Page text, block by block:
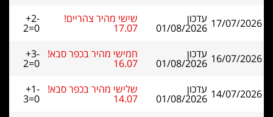
17/07/2026 עדכון
01/08/2026
שישי מהיר צהריים!
17.07
+2-
2=0
16/07/2026 עדכון
01/08/2026
חמישי מהיר בכפר סבא!
16.07
+3-
2=0
14/07/2026 עדכון
01/08/2026
שלישי מהיר בכפר סבא!
14.07
+1-
3=0